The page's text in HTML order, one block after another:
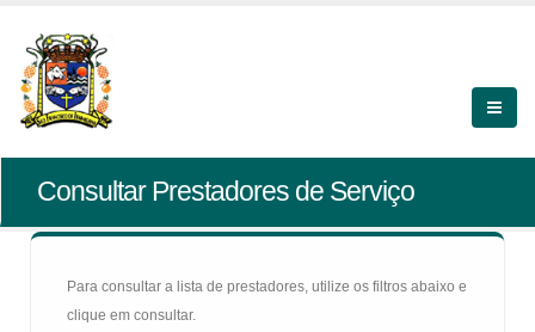
Consultar Prestadores de Serviço
Para consultar a lista de prestadores, utilize os filtros abaixo e
clique em consultar.